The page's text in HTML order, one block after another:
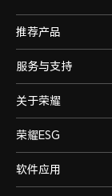
推荐产品
服务与支持
关于荣耀
荣耀ESG
软件应用